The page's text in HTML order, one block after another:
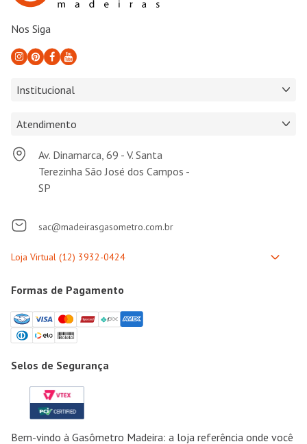
Nos Siga
Institucional
Atendimento
Av. Dinamarca, 69 - V. Santa
Terezinha São José dos Campos -
SP
sac@madeirasgasometro.com.br
Formas de Pagamento
Selos de Segurança
Bem-vindo à Gasômetro Madeira: a loja referência onde você